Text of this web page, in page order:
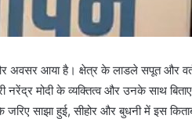
अवसर आया है। क्षेत्र के लाडले सपूत और
मोदी के व्यक्तित्व और उनके साथ
साझा हुई, सीहोर और बुधनी में इस